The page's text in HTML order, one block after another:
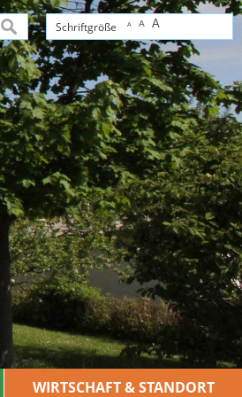
Schriftgröße A A A
suchen
WIRTSCHAFT & STANDORT